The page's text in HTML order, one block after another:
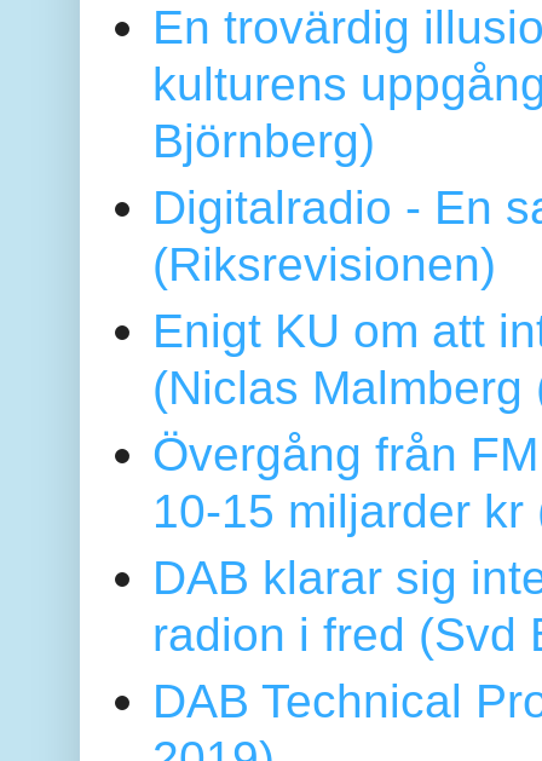
En trovärdig
kulturens
Björnberg)
Digitalradio - En
(Riksrevisionen)
Enigt KU om att
(Niclas
Övergång från
10-15 miljarder kr
DAB klarar sig
radion i fred (Svd
DAB Technical